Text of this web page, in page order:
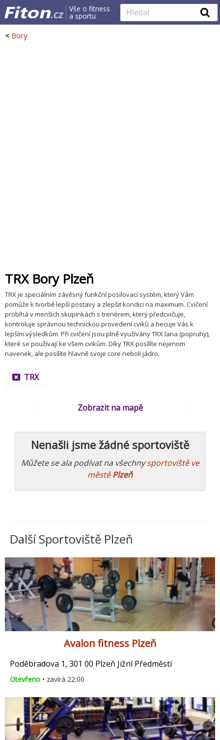
Vše o fitness
a sportu
< Bory
TRX Bory Plzeň
TRX je speciálním závěsný funkční posilovací systém, který Vám
pomůže k tvorbě lepší postavy a zlepšit kondici na maximum. Cvičení
probíhá v menších skupinkách s trenérem, který předcvičuje,
kontroluje správnou technickou provedení cviků a hecuje Vás k
lepším výsledkům. Při cvičení jsou plně využívány TRX lana (popruhy),
které se používají ke všem cvikům. Díky TRX posílíte nejenom
navenek, ale posílíte hlavně svoje core neboli jádro.
TRX
Zobrazit na mapě
Nenašli jsme žádné sportoviště
Můžete se ala podívat na všechnysportoviště ve
městěPlzeň
Další Sportoviště Plzeň
Avalon fitness Plzeň
Poděbradova 1, 301 00 Plzeň Jižní Předměstí
Otevřeno • zavírá 22:00